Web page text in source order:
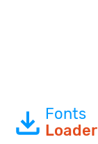
Fonts
Loader